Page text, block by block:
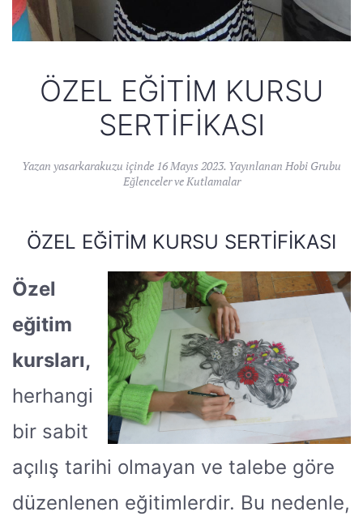
ÖZEL EĞITIM KURSU
SERTIFIKASI
Yazan yasarkarakuzu içinde 16 Mayıs 2023. Yayınlanan Hobi Grubu
Eğlenceler ve Kutlamalar
ÖZEL EĞITIM KURSU SERTIFIKASI
Özel
eğitim
kursları,
herhangi
bir sabit
açılış tarihi olmayan ve talebe göre
düzenlenen eğitimlerdir. Bu nedenle,